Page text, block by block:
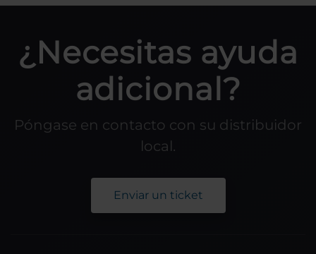
¿Necesitas ayuda
adicional?
Póngase en contacto con su distribuidor
local.
Enviar un ticket